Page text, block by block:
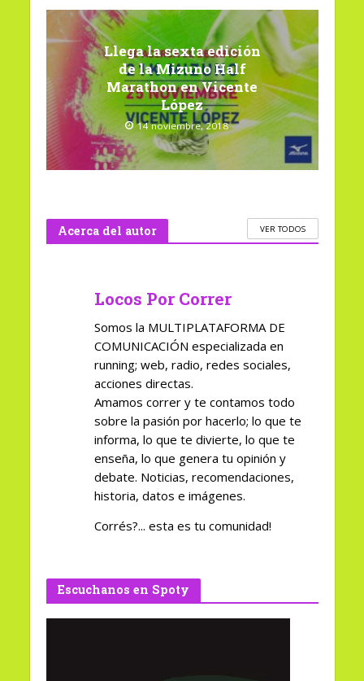
Llega la sexta edición
de la Mizuno Half
Marathon en Vicente
López
14 noviembre, 2018
Acerca del autor VER TODOS
Locos Por Correr
Somos la MULTIPLATAFORMA DE
COMUNICACIÓN especializada en
running; web, radio, redes sociales,
acciones directas.
Amamos correr y te contamos todo
sobre la pasión por hacerlo; lo que te
informa, lo que te divierte, lo que te
enseña, lo que genera tu opinión y
debate. Noticias, recomendaciones,
historia, datos e imágenes.
Corrés?... esta es tu comunidad!
Escuchanos en Spoty